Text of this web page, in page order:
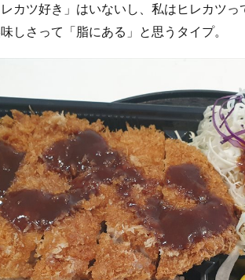
カツ好き」はいないし、私はヒレカツ
しさって「脂にある」と思うタイプ。